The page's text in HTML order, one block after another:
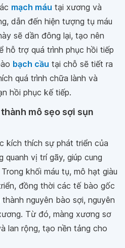
mạch máu tại xương và
dẫn đến hiện tượng tụ máu
sẽ dần đông lại, tạo nên
hỗ trợ quá trình phục hồi tiếp
bạch cầu tại chỗ sẽ tiết ra
quá trình chữa lành và
hồi phục kế tiếp.
mô sẹo sợi sụn
kích thích sự phát triển của
quanh vị trí gãy, giúp cung
khối máu tụ, mô hạt giàu
đồng thời các tế bào gốc
nguyên bào sợi, nguyên
Từ đó, màng xương sơ
lan rộng, tạo nền tảng cho